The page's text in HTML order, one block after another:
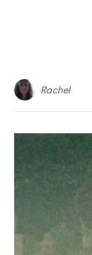
Rachel